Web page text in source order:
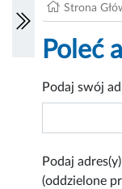
Strona
Poleć
Podaj swój
Podaj
(oddzielone